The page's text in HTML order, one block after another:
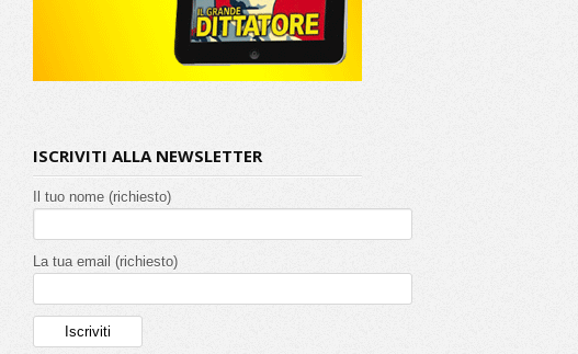
ISCRIVITI ALLA NEWSLETTER
Il tuo nome (richiesto)
La tua email (richiesto)